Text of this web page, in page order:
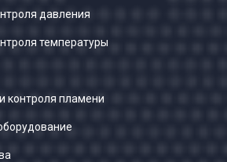
давления
температуры
контроля пламени